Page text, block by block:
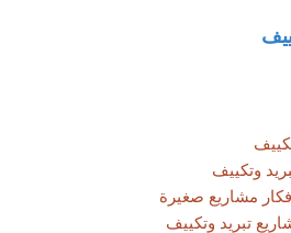
وتكييف
مشاريع صغيرة
تبريد وتكييف